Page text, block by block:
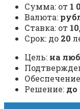
Сумма: от 1
Валюта:
Ставка: от
Срок: до 20
Цель: на
Решение: до